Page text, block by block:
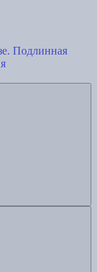
Подлинная